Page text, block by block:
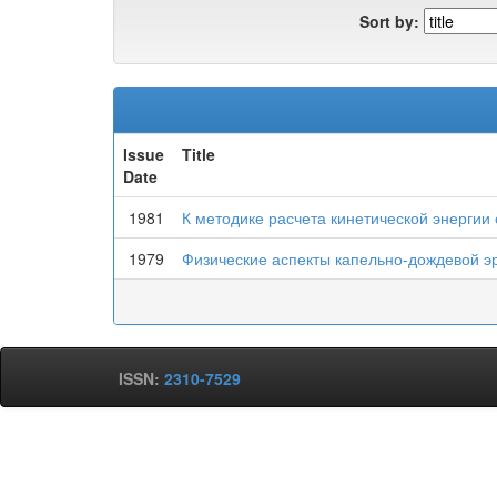
Sort by:
Issue
Date
Title
1981 К методике расчета кинетической энергии
1979
Физические аспекты капельно-дождевой
ISSN: 2310-7529